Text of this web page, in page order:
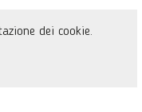
dei cookie.